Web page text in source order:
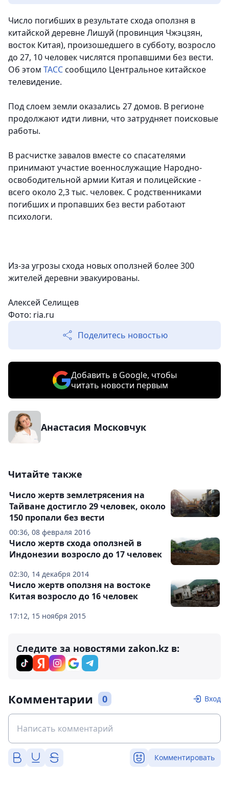
Число погибших в результате схода оползня в
китайской деревне Лишуй (провинция Чжэцзян,
восток Китая), произошедшего в субботу, возросло
до 27, 10 человек числятся пропавшими без вести.
Об этом ТАССсообщило Центральное китайское
телевидение.
Под слоем земли оказались 27 домов. В регионе
продолжают идти ливни, что затрудняет поисковые
работы.
В расчистке завалов вместе со спасателями
принимают участие военнослужащие Народно-
освободительной армии Китая и полицейские -
всего около 2,3 тыс. человек. С родственниками
погибших и пропавших без вести работают
психологи.
Из-за угрозы схода новых оползней более 300
жителей деревни эвакуированы.
Алексей Селищев
Фото: ria.ru
Поделитесь новостью
Добавить в Google, чтобы
читать новости первым
Анастасия Московчук
Читайте также
00:36, 08 февраля 2016
Число жертв землетрясения на
Тайване достигло 29 человек, около
150 пропали без вести
02:30, 14 декабря 2014
Число жертв схода оползней в
Индонезии возросло до 17 человек
17:12, 15 ноября 2015
Число жертв оползня на востоке
Китая возросло до 16 человек
Следите за новостями zakon.kz в:
Комментарии 0 Вход
Комментировать